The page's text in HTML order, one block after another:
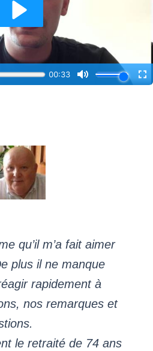
qu’il m’a fait aimer
plus il ne manque
rapidement à
nos remarques et
le retraité de 74 ans